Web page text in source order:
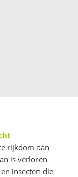
rijkdom aan
is verloren
insecten die